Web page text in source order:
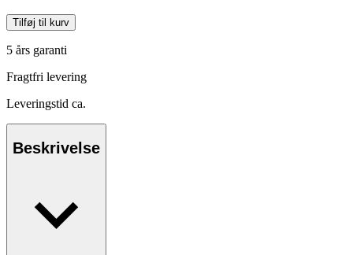
Tilføj til kurv
5 års garanti
Fragtfri levering
Leveringstid ca.
Beskrivelse